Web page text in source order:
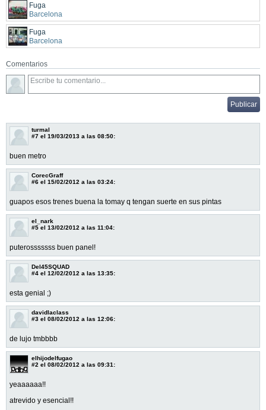
Fuga
Barcelona
Fuga
Barcelona
Comentarios
turmal
#7 el 19/03/2013 a las 08:50:
buen metro
CorecGraff
#6 el 15/02/2012 a las 03:24:
guapos esos trenes buena la tomay q tengan suerte en sus pintas
el_nark
#5 el 13/02/2012 a las 11:04:
puterosssssss buen panel!
Del45SQUAD
#4 el 12/02/2012 a las 13:35:
esta genial ;)
davidlaclass
#3 el 08/02/2012 a las 12:06:
de lujo tmbbbb
elhijodelfugao
#2 el 08/02/2012 a las 09:31:
yeaaaaaa!!
atrevido y esencial!!